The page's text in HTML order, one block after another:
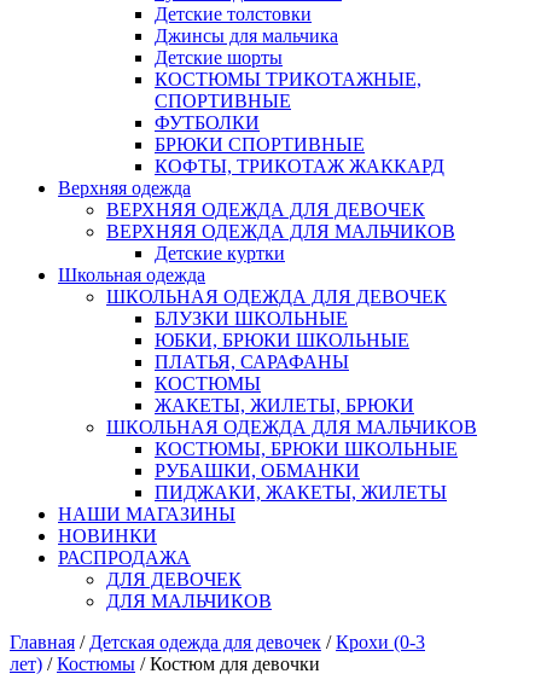
Детские толстовки
Джинсы для мальчика
Детские шорты
КОСТЮМЫ ТРИКОТАЖНЫЕ,
СПОРТИВНЫЕ
ФУТБОЛКИ
БРЮКИ СПОРТИВНЫЕ
КОФТЫ, ТРИКОТАЖ ЖАККАРД
Верхняя одежда
ВЕРХНЯЯ ОДЕЖДА ДЛЯ ДЕВОЧЕК
ВЕРХНЯЯ ОДЕЖДА ДЛЯ МАЛЬЧИКОВ
Детские куртки
Школьная одежда
ШКОЛЬНАЯ ОДЕЖДА ДЛЯ ДЕВОЧЕК
БЛУЗКИ ШКОЛЬНЫЕ
ЮБКИ, БРЮКИ ШКОЛЬНЫЕ
ПЛАТЬЯ, САРАФАНЫ
КОСТЮМЫ
ЖАКЕТЫ, ЖИЛЕТЫ, БРЮКИ
ШКОЛЬНАЯ ОДЕЖДА ДЛЯ МАЛЬЧИКОВ
КОСТЮМЫ, БРЮКИ ШКОЛЬНЫЕ
РУБАШКИ, ОБМАНКИ
ПИДЖАКИ, ЖАКЕТЫ, ЖИЛЕТЫ
НАШИ МАГАЗИНЫ
НОВИНКИ
РАСПРОДАЖА
ДЛЯ ДЕВОЧЕК
ДЛЯ МАЛЬЧИКОВ
Главная / Детская одежда для девочек /Крохи (0-3
лет) /Костюмы / Костюм для девочки